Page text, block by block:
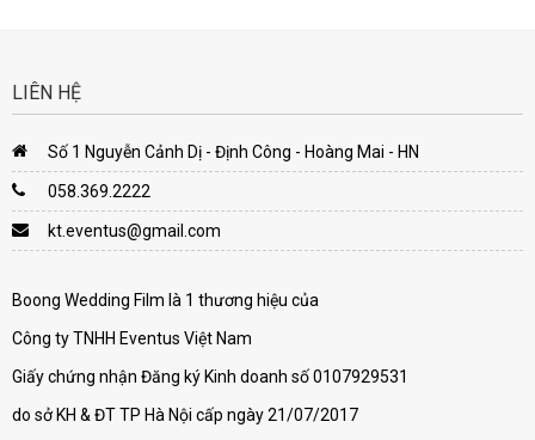
LIÊN HỆ
Số 1 Nguyễn Cảnh Dị - Định Công - Hoàng Mai - HN
058.369.2222
kt.eventus@gmail.com
Boong Wedding Film là 1 thương hiệu của
Công ty TNHH Eventus Việt Nam
Giấy chứng nhận Đăng ký Kinh doanh số 0107929531
do sở KH & ĐT TP Hà Nội cấp ngày 21/07/2017